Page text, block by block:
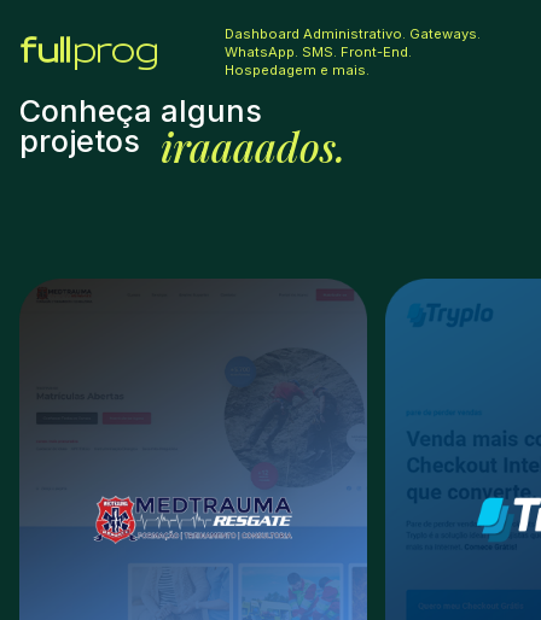
Dashboard Administrativo. Gateways.
WhatsApp. SMS. Front-End.
Hospedagem e mais.
Conheça alguns
projetos
iraaaados.